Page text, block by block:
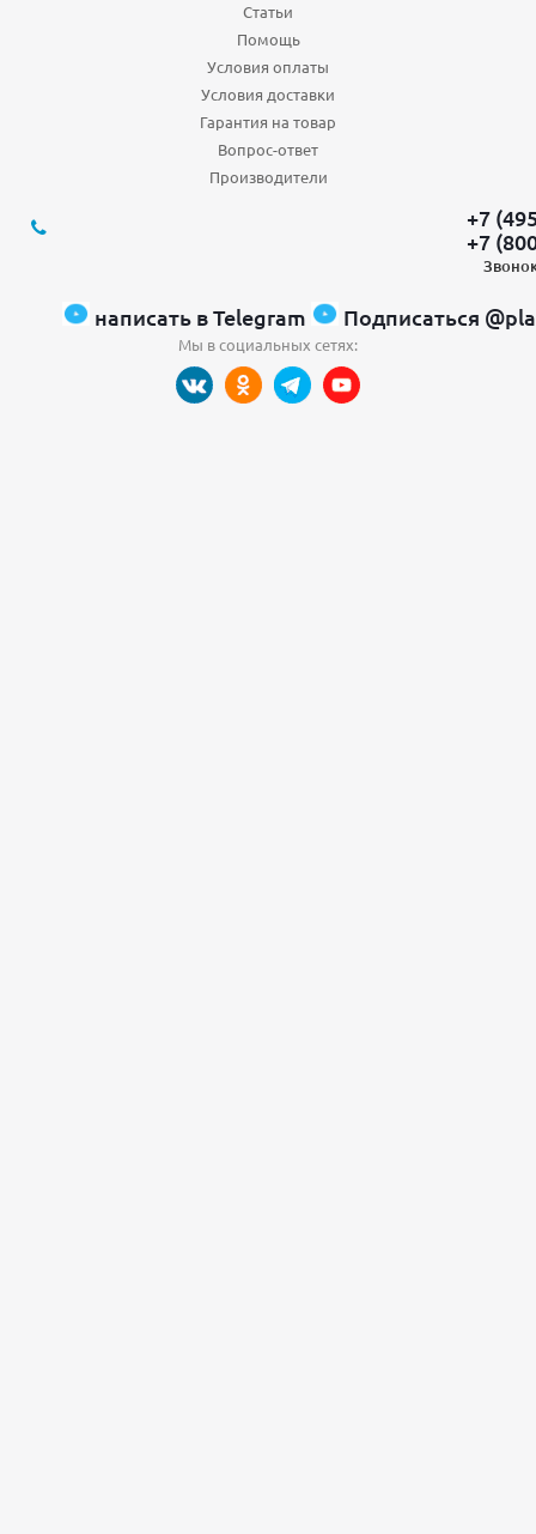
Статьи
Помощь
Условия оплаты
Условия доставки
Гарантия на товар
Вопрос-ответ
Производители
+7
+7
написать в Telegram Подписаться
Мы в социальных сетях: